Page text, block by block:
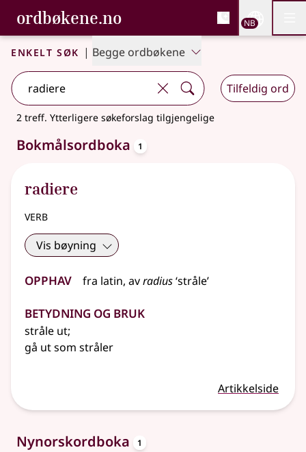
Gå til hovedinnhold
Tilgjengelighet
ordbøkene.no, Bokmålsordboka og
Bokmålsordboka og Nynorskordboka
NB
Enkelt søk | Begge ordbøkene
Tilfeldig ord
2 treff. Ytterligere søkeforslag tilgjengelige
Bokmålsordboka 1
radiere
verb
Vis bøyning
Opphav fra latin, avradius‘stråle’
Betydning og bruk
stråle ut;
gå ut som stråler
Artikkelside
Nynorskordboka 1